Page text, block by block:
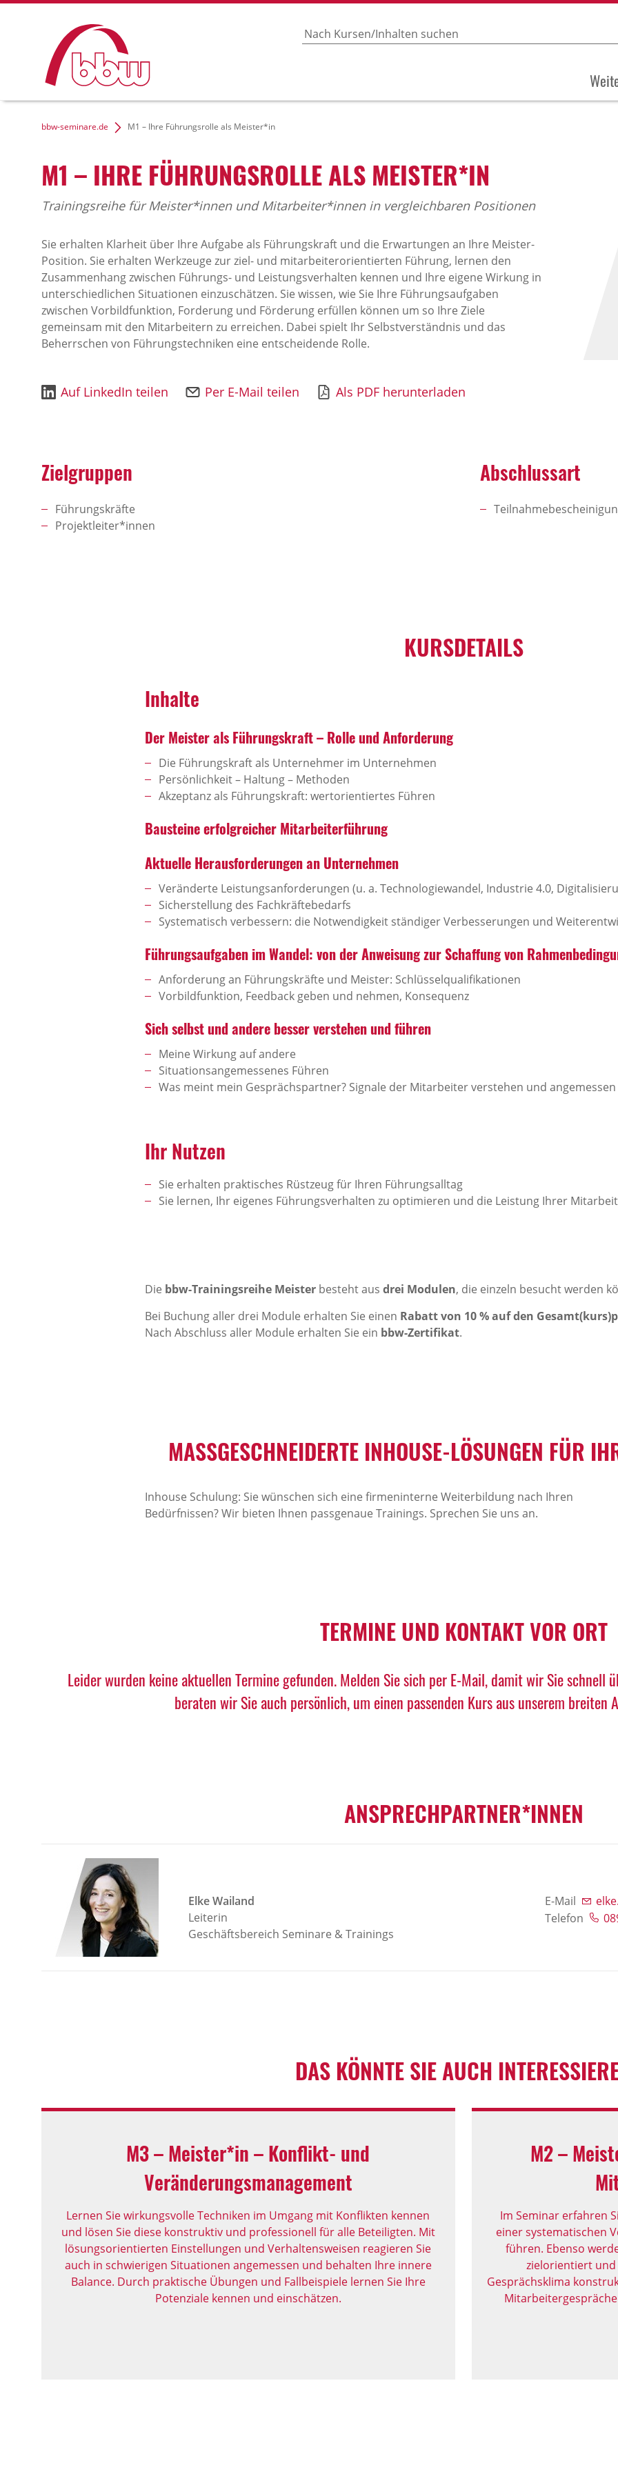
bbw-seminare.de M1 – Ihre Führungsrolle als Meister*in
M1 – IHRE FÜHRUNGSROLLE ALS MEISTER*IN
Trainingsreihe für Meister*innen und Mitarbeiter*innen in vergleichbaren Positionen
Sie erhalten Klarheit über Ihre Aufgabe als Führungskraft und die Erwartungen an Ihre Meister-
Position. Sie erhalten Werkzeuge zur ziel- und mitarbeiterorientierten Führung, lernen den
Zusammenhang zwischen Führungs- und Leistungsverhalten kennen und Ihre eigene Wirkung in
unterschiedlichen Situationen einzuschätzen. Sie wissen, wie Sie Ihre Führungsaufgaben
zwischen Vorbildfunktion, Forderung und Förderung erfüllen können um so Ihre Ziele
gemeinsam mit den Mitarbeitern zu erreichen. Dabei spielt Ihr Selbstverständnis und das
Beherrschen von Führungstechniken eine entscheidende Rolle.
Auf LinkedIn teilen Per E-Mail teilen Als PDF herunterladen
Zielgruppen
Führungskräfte
Projektleiter*innen
Abschlussart
KURSDETAILS
Inhalte
Der Meister als Führungskraft – Rolle und Anforderung
Die Führungskraft als Unternehmer im Unternehmen
Persönlichkeit – Haltung – Methoden
Akzeptanz als Führungskraft: wertorientiertes Führen
Bausteine erfolgreicher Mitarbeiterführung
Aktuelle Herausforderungen an Unternehmen
Veränderte Leistungsanforderungen (u. a. Technologiewandel, Industrie 4.0,
Sicherstellung des Fachkräftebedarfs
Systematisch verbessern: die Notwendigkeit ständiger Verbesserungen und
Führungsaufgaben im Wandel: von der Anweisung zur Schaffung von
Anforderung an Führungskräfte und Meister: Schlüsselqualifikationen
Vorbildfunktion, Feedback geben und nehmen, Konsequenz
Sich selbst und andere besser verstehen und führen
Meine Wirkung auf andere
Situationsangemessenes Führen
Was meint mein Gesprächspartner? Signale der Mitarbeiter verstehen und
Ihr Nutzen
Sie erhalten praktisches Rüstzeug für Ihren Führungsalltag
Sie lernen, Ihr eigenes Führungsverhalten zu optimieren und die Leistung Ihrer
Die bbw-Trainingsreihe Meister besteht aus drei Modulen, die einzeln besucht werden
Bei Buchung aller drei Module erhalten Sie einen Rabatt von 10 % auf den
Nach Abschluss aller Module erhalten Sie ein bbw-Zertifikat.
MASSGESCHNEIDERTE INHOUSE-LÖSUNGEN FÜR
Inhouse Schulung: Sie wünschen sich eine firmeninterne Weiterbildung nach Ihren
Bedürfnissen? Wir bieten Ihnen passgenaue Trainings. Sprechen Sie uns an.
TERMINE UND KONTAKT VOR ORT
Leider wurden keine aktuellen Termine gefunden. Melden Sie sich per E-Mail, damit wir Sie schnell
beraten wir Sie auch persönlich, um einen passenden Kurs aus unserem breiten
ANSPRECHPARTNER*INNEN
Elke Wailand
Leiterin
Geschäftsbereich Seminare & Trainings
E-Mail
Telefon
DAS KÖNNTE SIE AUCH
M3 – Meister*in – Konflikt- und
Veränderungsmanagement
Lernen Sie wirkungsvolle Techniken im Umgang mit Konflikten kennen
und lösen Sie diese konstruktiv und professionell für alle Beteiligten. Mit
lösungsorientierten Einstellungen und Verhaltensweisen reagieren Sie
auch in schwierigen Situationen angemessen und behalten Ihre innere
Balance. Durch praktische Übungen und Fallbeispiele lernen Sie Ihre
Potenziale kennen und einschätzen.
M2 –
Im Seminar erfahren
einer systematischen
führen. Ebenso
zielorientiert und
Gesprächsklima